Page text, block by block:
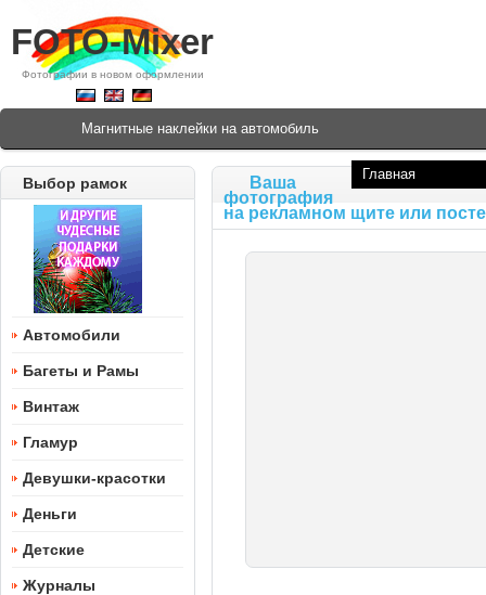
FOTO-Mixer
Фотографии в новом оформлении
Магнитные наклейки на автомобиль
Главная
Выбор рамок
Автомобили
Багеты и Рамы
Винтаж
Гламур
Девушки-красотки
Деньги
Детские
Журналы
Ваша
фотография
на рекламном щите или